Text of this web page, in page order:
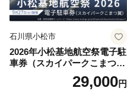
石川県小松市
2026年小松基地航空祭電子駐
車券（スカイパークこまつ
翼） 駐車場 シャトルバスの
りばすぐ 石川県 小松市
29,000円